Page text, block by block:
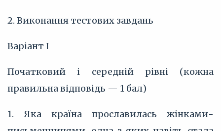
2. Виконання тестових завдань
Варіант І
Початковий і середній рівні (кожна
правильна відповідь — 1 бал)
1. Яка країна прославилась жінками-